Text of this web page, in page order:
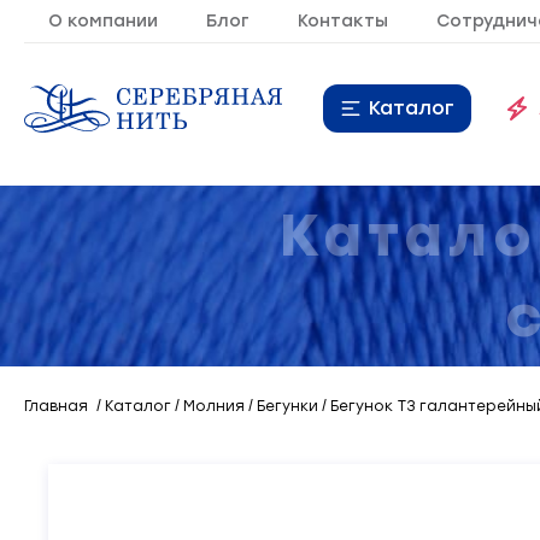
О компании Блог Контакты
Каталог
Молния 9
Резинка 10
Кант
Лента 20
Главная Каталог Молния Бегунки Бегунок Т3